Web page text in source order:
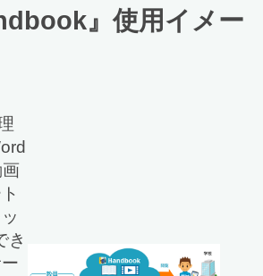
』使用イメー
き